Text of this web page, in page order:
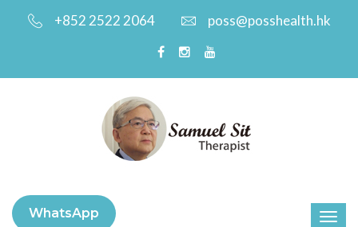
+852 2522 2064 poss@posshealth.hk
WhatsApp